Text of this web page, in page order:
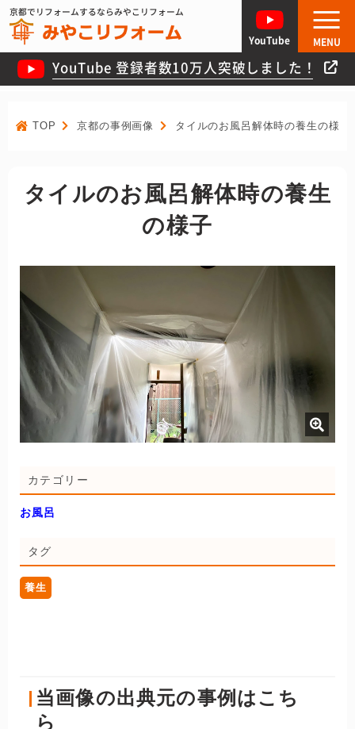
京都でリフォームするならみやこリフォーム
YouTube 登録者数10万人突破しました！
YouTube MENU
TOP 京都の事例画像 タイルのお風呂解体時の養生の様子
タイルのお風呂解体時の養生
の様子
カテゴリー
お風呂
タグ
養生
当画像の出典元の事例はこち
ら